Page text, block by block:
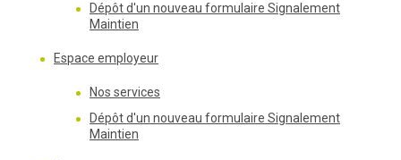
Dépôt d'un nouveau formulaire Signalement
Maintien
Espace employeur
Nos services
Dépôt d'un nouveau formulaire Signalement
Maintien